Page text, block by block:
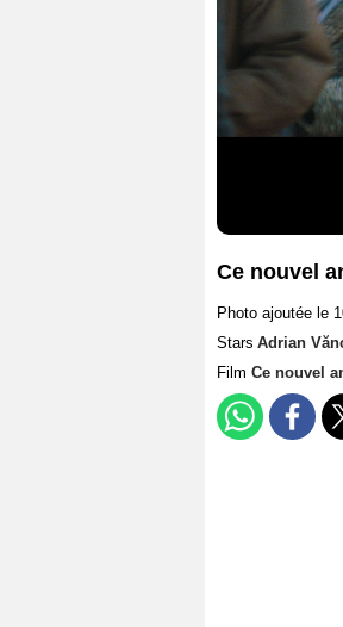
Ce nouvel
Photo ajoutée le
Stars Adrian
Film Ce nouvel